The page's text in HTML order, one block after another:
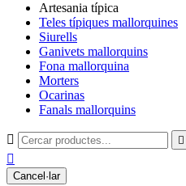
Artesania típica
Teles típiques mallorquines
Siurells
Ganivets mallorquins
Fona mallorquina
Morters
Ocarinas
Fanals mallorquins
 

Cancel·lar